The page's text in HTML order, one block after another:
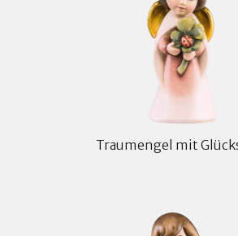
Traumengel mit